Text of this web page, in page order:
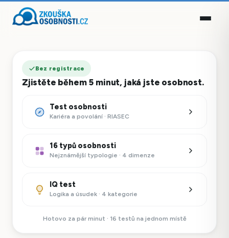
Bez registrace
Zjistěte během 5 minut, jaká jste osobnost.
Test osobnosti
Kariéra a povolání · RIASEC
16 typů osobnosti
Nejznámější typologie · 4 dimenze
IQ test
Logika a úsudek · 4 kategorie
Hotovo za pár minut · 16 testů na jednom místě